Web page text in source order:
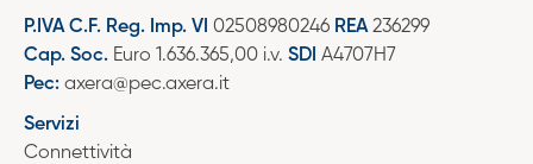
P.IVA C.F. Reg. Imp. VI 02508980246 REA236299
Cap. Soc. Euro 1.636.365,00 i.v. SDI A4707H7
Pec: axera@pec.axera.it
Servizi
Connettività